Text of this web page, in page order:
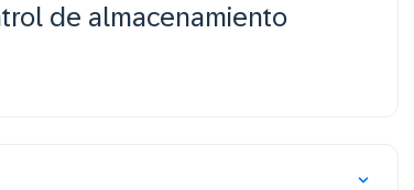
de almacenamiento